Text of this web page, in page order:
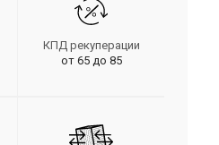
КПД рекуперации
от 65 до 85